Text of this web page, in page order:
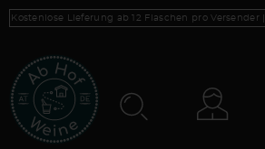
Kostenlose Lieferung ab 12 Flaschen pro Versender |
Konto